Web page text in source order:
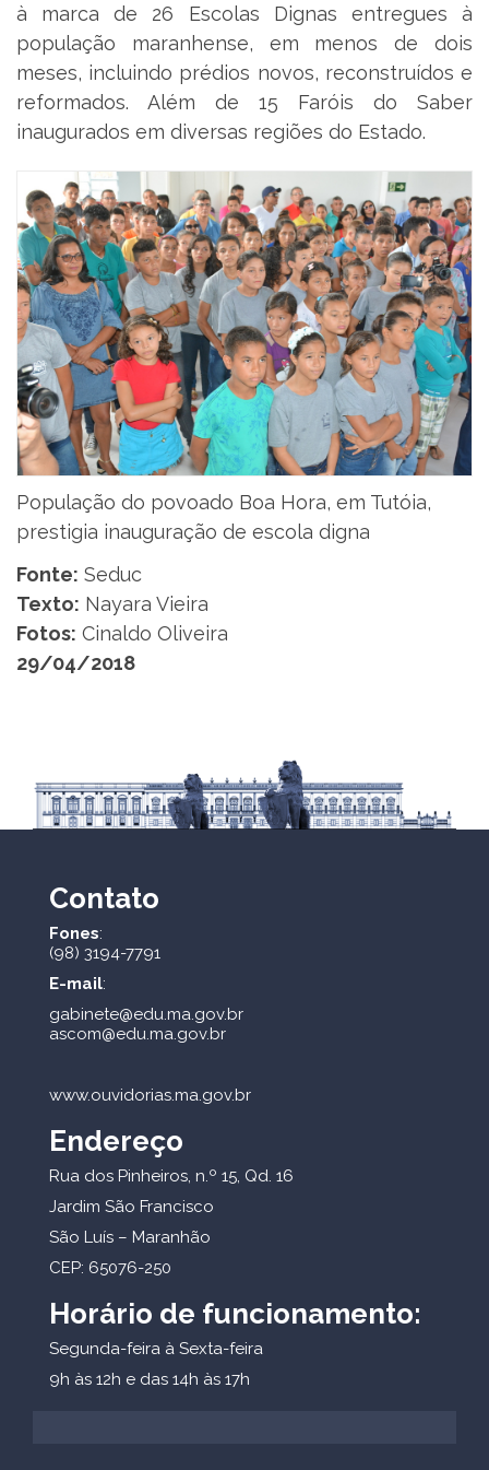
à marca de 26 Escolas Dignas entregues à
população maranhense, em menos de dois
meses, incluindo prédios novos, reconstruídos e
reformados. Além de 15 Faróis do Saber
inaugurados em diversas regiões do Estado.
População do povoado Boa Hora, em Tutóia,
prestigia inauguração de escola digna
Fonte: Seduc
Texto: Nayara Vieira
Fotos: Cinaldo Oliveira
29/04/2018
Contato
Fones:
(98) 3194-7791
E-mail:
gabinete@edu.ma.gov.br
ascom@edu.ma.gov.br
www.ouvidorias.ma.gov.br
Endereço
Rua dos Pinheiros, n.º 15, Qd. 16
Jardim São Francisco
São Luís – Maranhão
CEP: 65076-250
Horário de funcionamento:
Segunda-feira à Sexta-feira
9h às 12h e das 14h às 17h